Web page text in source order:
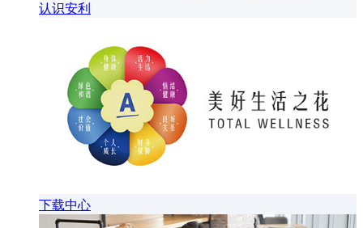
认识安利
下载中心